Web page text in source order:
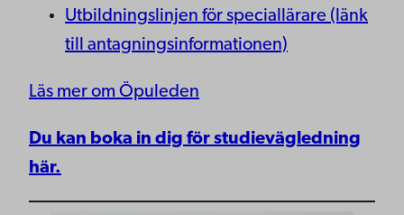
Utbildningslinjen för speciallärare (länk
till antagningsinformationen)
Läs mer om Öpuleden
Du kan boka in dig för studievägledning
här.